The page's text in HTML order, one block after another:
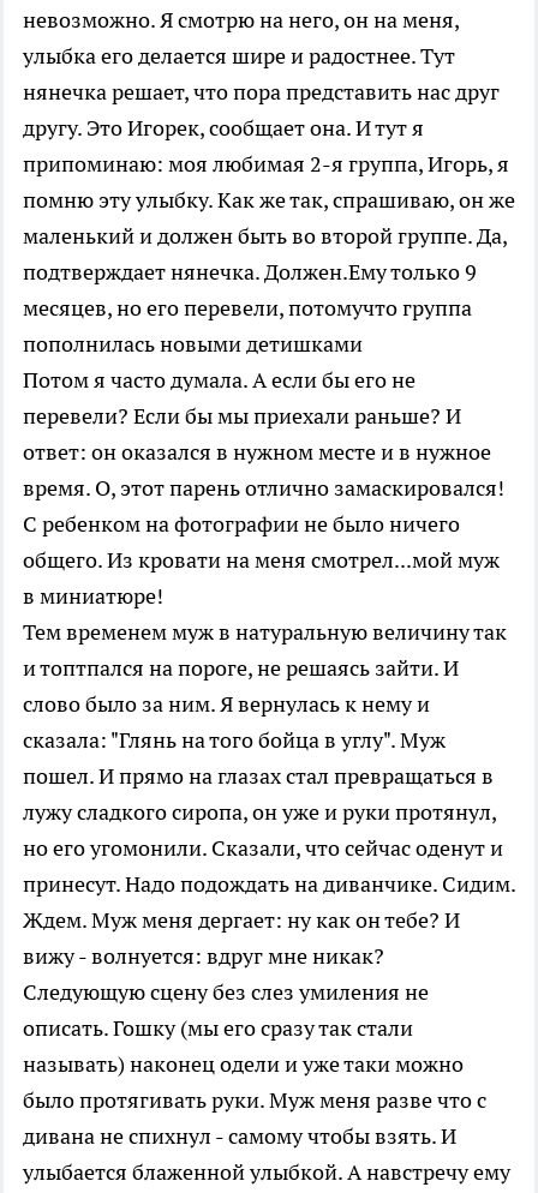
невозможно. Я смотрю на него, он на меня,
улыбка его делается шире и радостнее. Тут
нянечка решает, что пора представить нас друг
другу. Это Игорек, сообщает она. И тут я
припоминаю: моя любимая 2-я группа, Игорь, я
помню эту улыбку. Как же так, спрашиваю, он же
маленький и должен быть во второй группе. Да,
подтверждает нянечка. Должен.Ему только 9
месяцев, но его перевели, потомучто группа
пополнилась новыми детишками
Потом я часто думала. А если бы его не
перевели? Если бы мы приехали раньше? И
ответ: он оказался в нужном месте и в нужное
время. О, этот парень отлично замаскировался!
С ребенком на фотографии не было ничего
общего. Из кровати на меня смотрел...мой муж
в миниатюре!
Тем временем муж в натуральную величину так
и топтпался на пороге, не решаясь зайти. И
слово было за ним. Я вернулась к нему и
сказала: "Глянь на того бойца в углу". Муж
пошел. И прямо на глазах стал превращаться в
лужу сладкого сиропа, он уже и руки протянул,
но его угомонили. Сказали, что сейчас оденут и
принесут. Надо подождать на диванчике. Сидим.
Ждем. Муж меня дергает: ну как он тебе? И
вижу - волнуется: вдруг мне никак?
Следующую сцену без слез умиления не
описать. Гошку (мы его сразу так стали
называть) наконец одели и уже таки можно
было протягивать руки. Муж меня разве что с
дивана не спихнул - самому чтобы взять. И
улыбается блаженной улыбкой. А навстречу ему